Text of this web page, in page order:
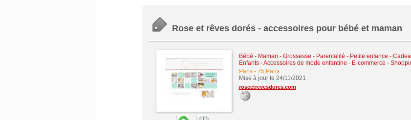
Rose et rêves dorés - accessoires pour bébé et maman
Bébé - Maman - Grossesse - Parentalité - Petite enfance -
Enfants - Accessoires de mode enfantine - E-commerce -
Paris- 75 Paris
Mise à jour le 24/11/2021
roseetrevesdores.com